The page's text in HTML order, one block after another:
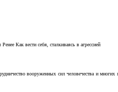
Как вести себя, сталкиваясь в агрессией
вооруженных сил человечества и